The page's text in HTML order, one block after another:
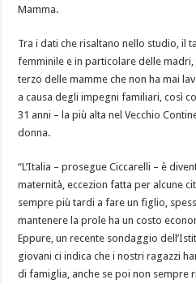
Mamma.
Tra i dati che risaltano nello studio, il
femminile e in particolare delle madri,
terzo delle mamme che non ha mai
a causa degli impegni familiari, così
31 anni – la più alta nel Vecchio
donna.
“L’Italia – prosegue Ciccarelli – è
maternità, eccezion fatta per alcune
sempre più tardi a fare un figlio,
mantenere la prole ha un costo
Eppure, un recente sondaggio
giovani ci indica che i nostri ragazzi
di famiglia, anche se poi non sempre